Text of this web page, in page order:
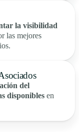
la visibilidad
las mejores
del
disponibles en